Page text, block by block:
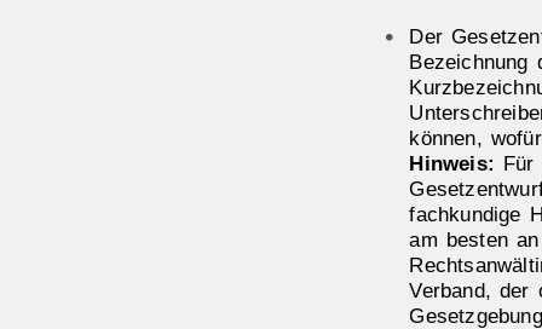
Der
Bezeichnung
können,
Hinweis: Für
fachkundige
am besten
Verband, der